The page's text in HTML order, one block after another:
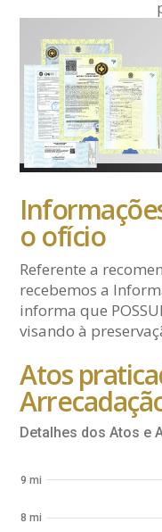
o ofício
Referente a
recebemos a
informa que
visando à
Atos
Detalhes dos Atos e
8 mi
9 mi